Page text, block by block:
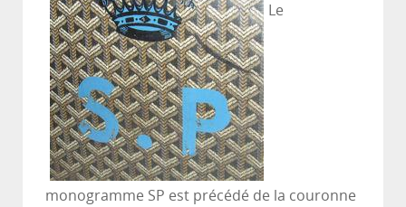
Le
monogramme SP est précédé de la couronne